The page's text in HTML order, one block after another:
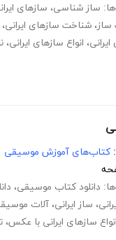
ساز شناسی، سازهای
، شناخت سازهای ایرانی،
، انواع سازهای ایرانی،
کتاب‌های آموزش موسیقی
دانلود کتاب موسیقی،
، ساز ایرانی، آلات
انواع سازهای ایرانی با عکس،